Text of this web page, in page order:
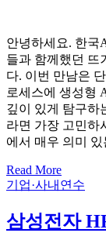
안녕하세요. 한국
들과 함께했던 뜨
다. 이번 만남은
로세스에 생성형
깊이 있게 탐구하
라면 가장 고민하
에서 매우 의미
Read More
Categories
기업·사내연수
삼성전자